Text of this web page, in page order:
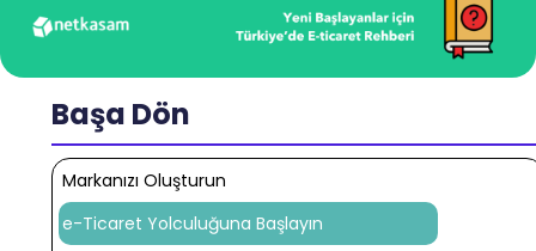
Başa Dön
Markanızı Oluşturun
e-Ticaret Yolculuğuna Başlayın